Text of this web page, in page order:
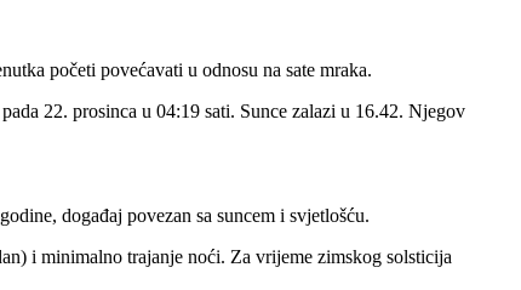
početi povećavati u odnosu na sate mraka.
22. prosinca u 04:19 sati. Sunce zalazi u 16.42. Njegov
događaj povezan sa suncem i svjetlošću.
i minimalno trajanje noći. Za vrijeme zimskog solsticija